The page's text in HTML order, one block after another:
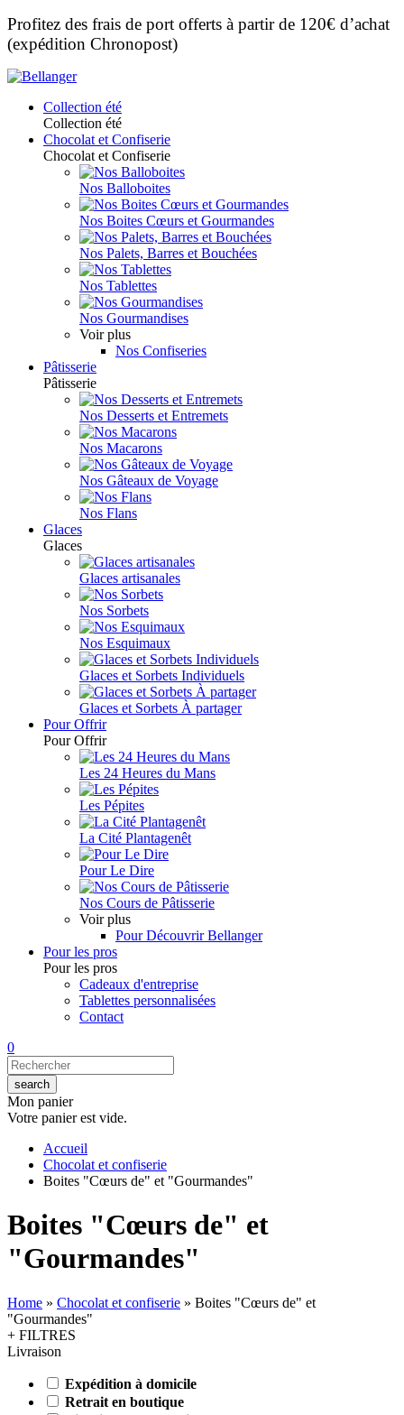
Profitez des frais de port offerts à partir de 120€ d’achat
(expédition Chronopost)
Collection été
Collection été
Chocolat et Confiserie
Chocolat et Confiserie
Nos Balloboites
Nos Boites Cœurs et Gourmandes
Nos Palets, Barres et Bouchées
Nos Tablettes
Nos Gourmandises
Voir plus
Nos Confiseries
Pâtisserie
Pâtisserie
Nos Desserts et Entremets
Nos Macarons
Nos Gâteaux de Voyage
Nos Flans
Glaces
Glaces
Glaces artisanales
Nos Sorbets
Nos Esquimaux
Glaces et Sorbets Individuels
Glaces et Sorbets À partager
Pour Offrir
Pour Offrir
Les 24 Heures du Mans
Les Pépites
La Cité Plantagenêt
Pour Le Dire
Nos Cours de Pâtisserie
Voir plus
Pour Découvrir Bellanger
Pour les pros
Pour les pros
Cadeaux d'entreprise
Tablettes personnalisées
Contact
0
Mon panier
Votre panier est vide.
Accueil
Chocolat et confiserie
Boites "Cœurs de" et "Gourmandes"
Boites "Cœurs de" et
"Gourmandes"
Home » Chocolat et confiserie » Boites "Cœurs de" et
"Gourmandes"
+ FILTRES
Livraison
Expédition à domicile
Retrait en boutique